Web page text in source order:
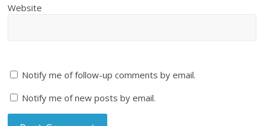
Website
Notify me of follow-up comments by email.
Notify me of new posts by email.